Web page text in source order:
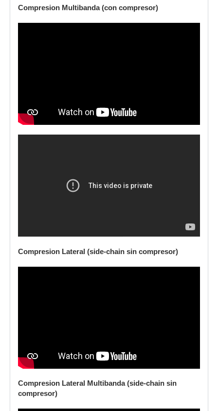
Compresion Multibanda (con compresor)
Compresion Lateral (side-chain sin compresor)
Compresion Lateral Multibanda (side-chain sin
compresor)